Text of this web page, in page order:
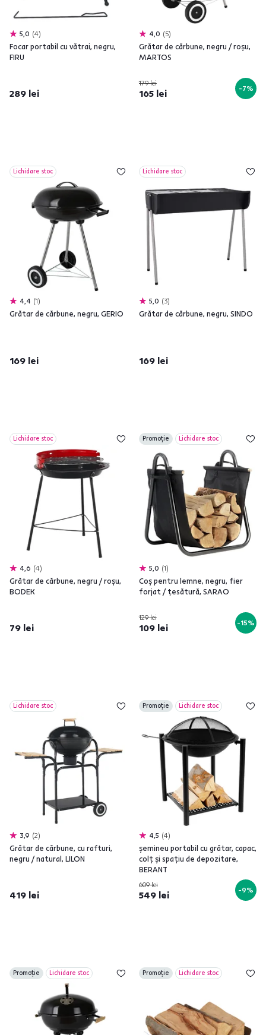
5,0 4
Focar portabil cu vătrai, negru,
FIRU
289 lei
4,0 5
Grătar de cărbune, negru / roşu,
MARTOS
179 lei
165 lei -7%
Lichidare stoc
4,4 1
Grătar de cărbune, negru, GERIO
169 lei
Lichidare stoc
5,0 3
Grătar de cărbune, negru, SINDO
169 lei
Lichidare stoc
4,6 4
Grătar de cărbune, negru / roşu,
BODEK
79 lei
Promoție Lichidare stoc
5,0 1
Coş pentru lemne, negru, fier
forjat / ţesătură, SARAO
129 lei
109 lei -15%
Lichidare stoc
3,9 2
Grătar de cărbune, cu rafturi,
negru / natural, LILON
419 lei
Promoție Lichidare stoc
4,5 4
şemineu portabil cu grătar, capac,
colţ şi spaţiu de depozitare,
BERANT
609 lei
549 lei -9%
Promoție Lichidare stoc Promoție Lichidare stoc